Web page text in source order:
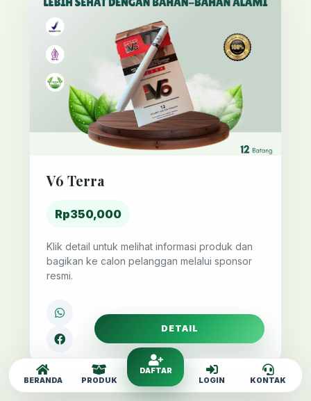
V6 Terra
Rp350,000
Klik detail untuk melihat informasi produk dan
bagikan ke calon pelanggan melalui sponsor
resmi.
DETAIL
BERANDA PRODUK
DAFTAR
LOGIN
KONTAK